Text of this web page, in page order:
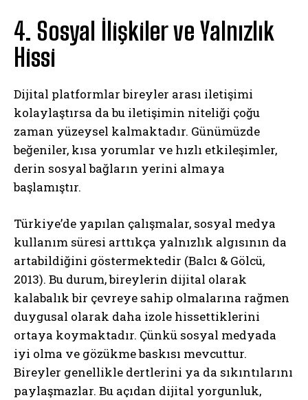
4. Sosyal İlişkiler ve Yalnızlık
Hissi
Dijital platformlar bireyler arası iletişimi
kolaylaştırsa da bu iletişimin niteliği çoğu
zaman yüzeysel kalmaktadır. Günümüzde
beğeniler, kısa yorumlar ve hızlı etkileşimler,
derin sosyal bağların yerini almaya
başlamıştır.
Türkiye’de yapılan çalışmalar, sosyal medya
kullanım süresi arttıkça yalnızlık algısının da
artabildiğini göstermektedir (Balcı & Gölcü,
2013). Bu durum, bireylerin dijital olarak
kalabalık bir çevreye sahip olmalarına rağmen
duygusal olarak daha izole hissettiklerini
ortaya koymaktadır. Çünkü sosyal medyada
iyi olma ve gözükme baskısı mevcuttur.
Bireyler genellikle dertlerini ya da sıkıntılarını
paylaşmazlar. Bu açıdan dijital yorgunluk,